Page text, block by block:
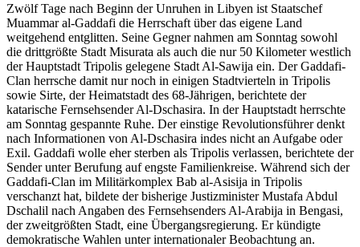
Zwölf Tage nach Beginn der Unruhen in Libyen ist Staatschef
Muammar al-Gaddafi die Herrschaft über das eigene Land
weitgehend entglitten. Seine Gegner nahmen am Sonntag sowohl
die drittgrößte Stadt Misurata als auch die nur 50 Kilometer westlich
der Hauptstadt Tripolis gelegene Stadt Al-Sawija ein. Der Gaddafi-
Clan herrsche damit nur noch in einigen Stadtvierteln in Tripolis
sowie Sirte, der Heimatstadt des 68-Jährigen, berichtete der
katarische Fernsehsender Al-Dschasira. In der Hauptstadt herrschte
am Sonntag gespannte Ruhe. Der einstige Revolutionsführer denkt
nach Informationen von Al-Dschasira indes nicht an Aufgabe oder
Exil. Gaddafi wolle eher sterben als Tripolis verlassen, berichtete der
Sender unter Berufung auf engste Familienkreise. Während sich der
Gaddafi-Clan im Militärkomplex Bab al-Asisija in Tripolis
verschanzt hat, bildete der bisherige Justizminister Mustafa Abdul
Dschalil nach Angaben des Fernsehsenders Al-Arabija in Bengasi,
der zweitgrößten Stadt, eine Übergangsregierung. Er kündigte
demokratische Wahlen unter internationaler Beobachtung an.